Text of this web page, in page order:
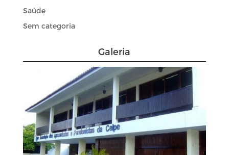
Saúde
Sem categoria
Galeria